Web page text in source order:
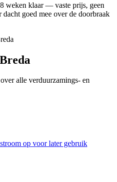
weken klaar — vaste prijs, geen
goed mee over de doorbraak
Breda
over alle verduurzamings- en
op voor later gebruik